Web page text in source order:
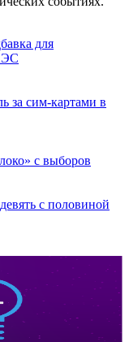
для
за сим-картами в
с выборов
с половиной